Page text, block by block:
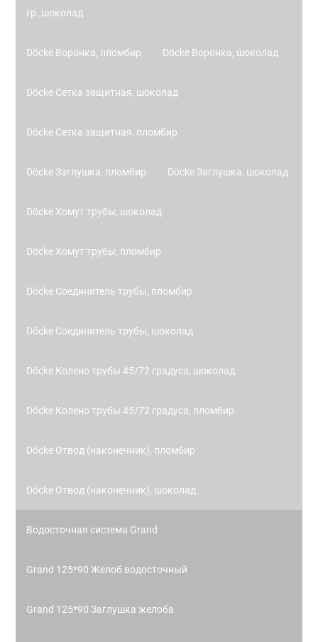
гр.,шоколад
Döcke Воронка, пломбир Döcke Воронка, шоколад
Döcke Сетка защитная, шоколад
Döcke Сетка защитная, пломбир
Döcke Заглушка, пломбир Döcke Заглушка, шоколад
Döcke Хомут трубы, шоколад
Döcke Хомут трубы, пломбир
Döcke Соединитель трубы, пломбир
Döcke Соединитель трубы, шоколад
Döcke Колено трубы 45/72 градуса, шоколад
Döcke Колено трубы 45/72 градуса, пломбир
Döcke Отвод (наконечник), пломбир
Döcke Отвод (наконечник), шоколад
Водосточная система Grand
Grand 125*90 Желоб водосточный
Grand 125*90 Заглушка желоба